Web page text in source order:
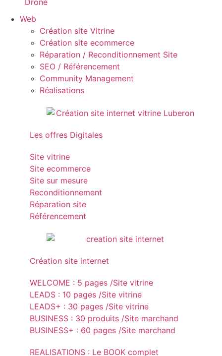
Drone
Web
Création site Vitrine
Création site ecommerce
Réparation / Reconditionnement Site
SEO / Référencement
Community Management
Réalisations
Les offres Digitales
Site vitrine
Site ecommerce
Site sur mesure
Reconditionnement
Réparation site
Référencement
Création site internet
WELCOME : 5 pages /Site vitrine
LEADS : 10 pages /Site vitrine
LEADS+ : 30 pages /Site vitrine
BUSINESS : 30 produits /Site marchand
BUSINESS+ : 60 pages /Site marchand
REALISATIONS : Le BOOK complet